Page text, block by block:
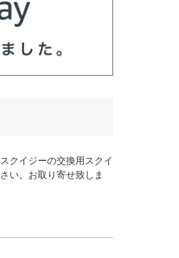
クイジーの交換用スクイ
い。お取り寄せ致しま